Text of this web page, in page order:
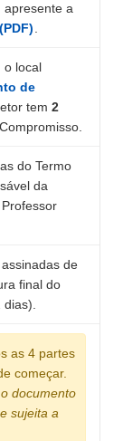
apresente a
o local
de
tem 2
do Termo
da
de
final do
as 4 partes
começar.
documento
sujeita a